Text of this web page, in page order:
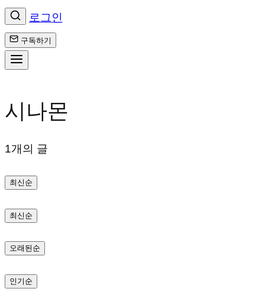
로그인
구독하기
텐
로
로
가
시나몬
1개의 글
최신순
최신순
오래된순
인기순